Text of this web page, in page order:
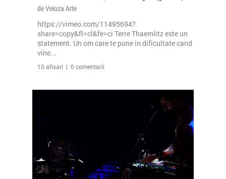
de Veioza Arte
https://vimeo.com/11495694?
share=copy&fl=cl&fe=ci Terre Thaemlitz este un
statement. Un om care te pune in dificultate cand
vine...
10 afisari | 0 comentarii